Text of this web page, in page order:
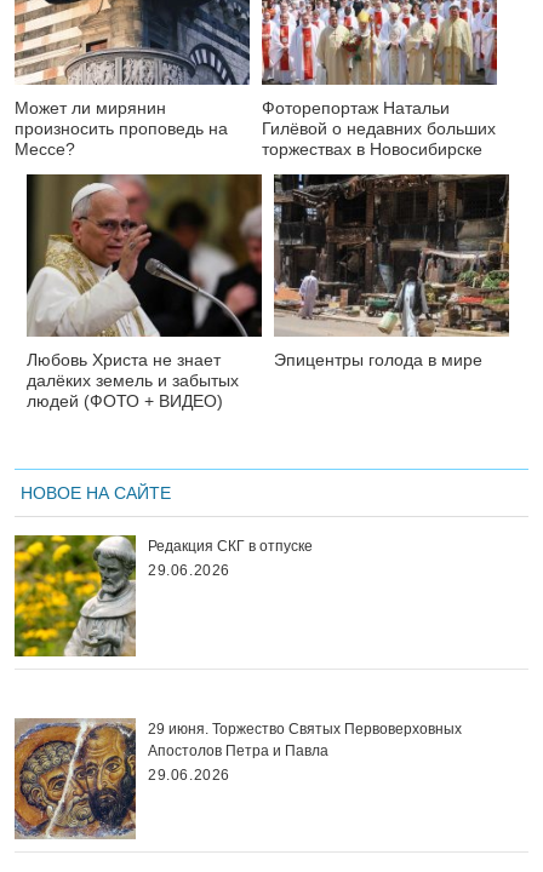
Может ли мирянин
произносить проповедь на
Мессе?
Фоторепортаж Натальи
Гилёвой о недавних больших
торжествах в Новосибирске
Любовь Христа не знает
далёких земель и забытых
людей (ФОТО + ВИДЕО)
Эпицентры голода в мире
НОВОЕ НА САЙТЕ
Редакция СКГ в отпуске
29.06.2026
29 июня. Торжество Святых Первоверховных
Апостолов Петра и Павла
29.06.2026